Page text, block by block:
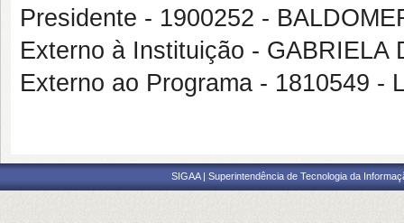
Presidente - 1900252 -
Externo à Instituição - GABRIELA
Externo ao Programa - 1810549 -
SIGAA | Superintendência de Tecnologia da